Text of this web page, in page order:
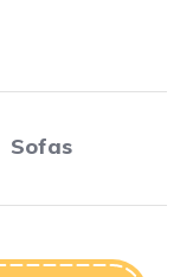
Sofas